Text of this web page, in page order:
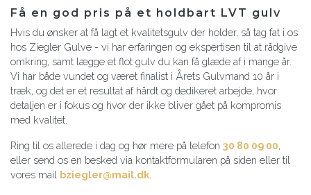
Få en god pris på et holdbart LVT gulv
Hvis du ønsker at få lagt et kvalitetsgulv der holder, så tag fat i os
hos Ziegler Gulve - vi har erfaringen og ekspertisen til at rådgive
omkring, samt lægge et flot gulv du kan få glæde af i mange år.
Vi har både vundet og været finalist i Årets Gulvmand 10 år i
træk, og det er et resultat af hårdt og dedikeret arbejde, hvor
detaljen er i fokus og hvor der ikke bliver gået på kompromis
med kvalitet.
Ring til os allerede i dag og hør mere på telefon 30 80 09 00,
eller send os en besked via kontaktformularen på siden eller til
vores mail bziegler@mail.dk